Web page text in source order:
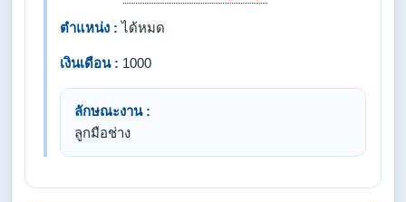
ตำแหน่ง : ได้หมด
เงินเดือน : 1000
ลักษณะงาน :
ลูกมือช่าง